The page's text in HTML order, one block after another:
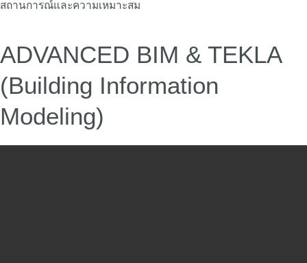
สถานการณ์และความเหมาะสม
ADVANCED BIM & TEKLA
(Building Information
Modeling)